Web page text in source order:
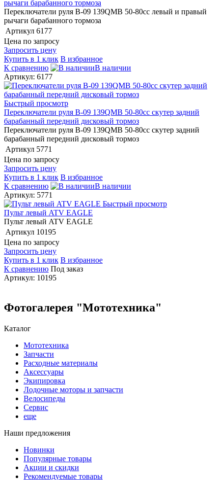
рычаги барабанного тормоза
Переключатели руля В-09 139QMB 50-80сс левый и правый
рычаги барабанного тормоза
Артикул 6177
Цена по запросу
Запросить цену
Купить в 1 клик В избранное
К сравнению
В наличии
Артикул: 6177
Быстрый просмотр
Переключатели руля В-09 139QMB 50-80сс скутер задний
барабанный передний дисковый тормоз
Переключатели руля В-09 139QMB 50-80сс скутер задний
барабанный передний дисковый тормоз
Артикул 5771
Цена по запросу
Запросить цену
Купить в 1 клик В избранное
К сравнению
В наличии
Артикул: 5771
Быстрый просмотр
Пульт левый ATV EAGLE
Пульт левый ATV EAGLE
Артикул 10195
Цена по запросу
Запросить цену
Купить в 1 клик В избранное
К сравнению Под заказ
Артикул: 10195
Фотогалерея "Мототехника"
Каталог
Мототехника
Запчасти
Расходные материалы
Аксессуары
Экипировка
Лодочные моторы и запчасти
Велосипеды
Сервис
еще
Наши предложения
Новинки
Популярные товары
Акции и скидки
Рекомендуемые товары